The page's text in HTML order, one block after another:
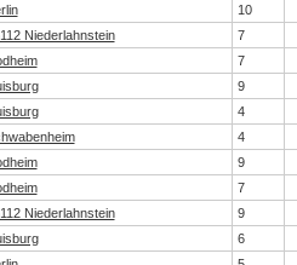
10
Niederlahnstein 7
7
9
4
4
9
7
Niederlahnstein 9
6